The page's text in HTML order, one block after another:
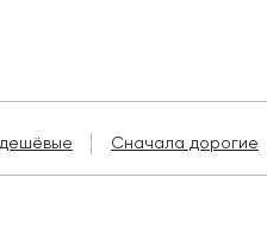
Сначала дорогие